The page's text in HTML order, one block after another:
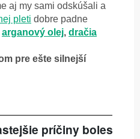
aj my sami odskúšali a
pleti dobre padne
arganový olej, dračia
pre ešte silnejší